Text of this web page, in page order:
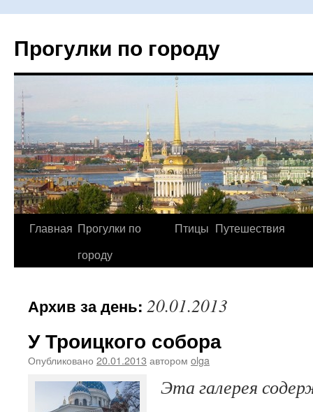
Прогулки по городу
Перейти
Главная Прогулки по
городу
Птицы Путешествия
Архив за день: 20.01.2013
У Троицкого собора
Опубликовано 20.01.2013 автором olga
Эта галерея